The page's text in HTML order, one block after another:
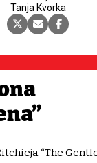
Tanja Kvorka
“The